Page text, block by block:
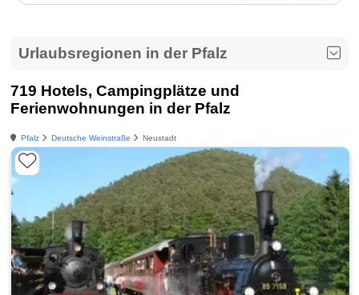
Urlaubsregionen in der Pfalz
719 Hotels, Campingplätze und
Ferienwohnungen in der Pfalz
Pfalz Deutsche Weinstraße Neustadt